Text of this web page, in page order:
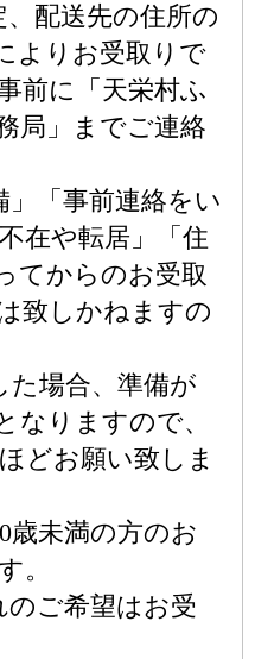
配送先の住所の
よりお受取りで
前に「天栄村ふ
局」までご連絡
「事前連絡をい
在や転居」「住
てからのお受取
致しかねますの
た場合、準備が
なりますので、
どお願い致しま
歳未満の方のお
。
のご希望はお受